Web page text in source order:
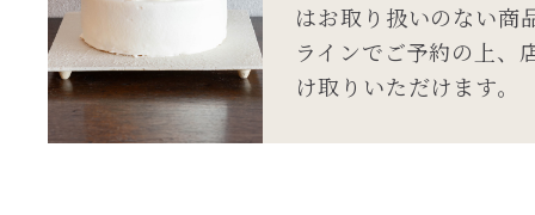
はお取り扱いのない商
ラインでご予約の上、
け取りいただけます。